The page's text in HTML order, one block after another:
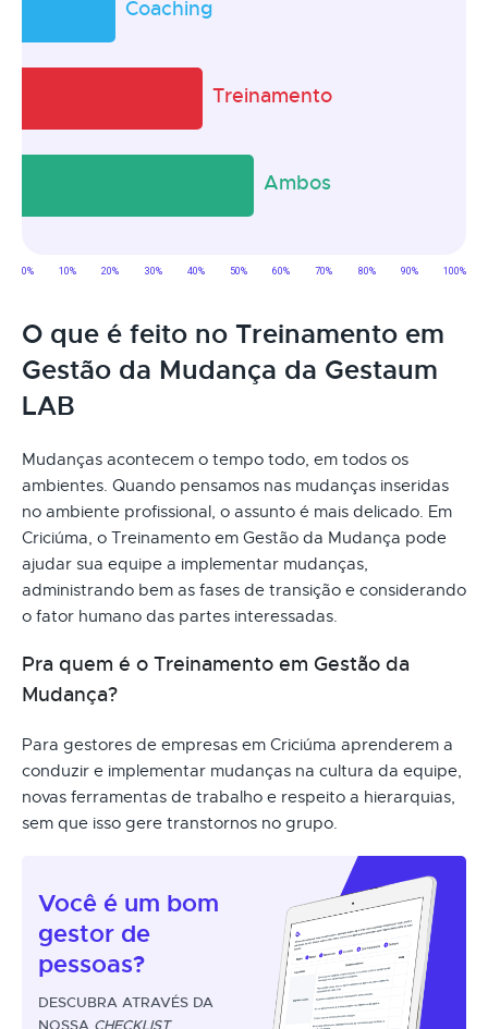
O que é feito no Treinamento em
Gestão da Mudança da Gestaum
LAB
Mudanças acontecem o tempo todo, em todos os
ambientes. Quando pensamos nas mudanças inseridas
no ambiente profissional, o assunto é mais delicado. Em
Criciúma, o Treinamento em Gestão da Mudança pode
ajudar sua equipe a implementar mudanças,
administrando bem as fases de transição e considerando
o fator humano das partes interessadas.
Pra quem é o Treinamento em Gestão da
Mudança?
Para gestores de empresas em Criciúma aprenderem a
conduzir e implementar mudanças na cultura da equipe,
novas ferramentas de trabalho e respeito a hierarquias,
sem que isso gere transtornos no grupo.
Você é um bom
gestor de
pessoas?
DESCUBRA ATRAVÉS DA
NOSSA CHECKLIST